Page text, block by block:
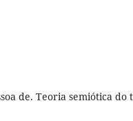
de. Teoria semiótica do